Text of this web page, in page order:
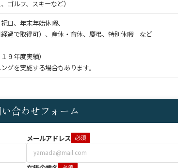
ゴルフ、スキーなど）
日、年末年始休暇、
過で取得可）、産休・育休、慶弔、特別休暇 など
９年度実績）
グを実施する場合もあります。
合わせフォーム
メールアドレス 必須